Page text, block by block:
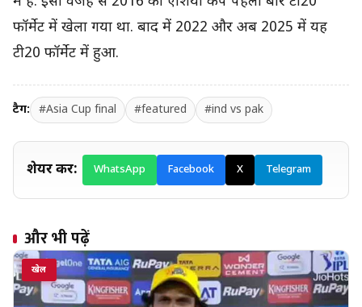
फॉर्मेट में खेला गया था. बाद में 2022 और अब‍ 2025 में यह
टी20 फॉर्मेट में हुआ.
टैग: #Asia Cup final #featured #ind vs pak
शेयर करें: WhatsApp Facebook X Telegram
और भी पढ़ें
खेल